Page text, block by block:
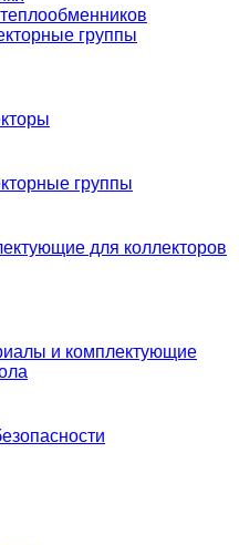
группы
группы
для коллекторов
и комплектующие